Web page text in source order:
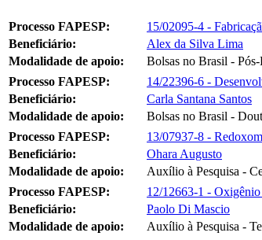
Processo FAPESP:
15/02095-4 -
Beneficiário:
Alex da Silva Lima
Modalidade de apoio:
Bolsas no Brasil -
Processo FAPESP:
14/22396-6 -
Beneficiário:
Carla Santana Santos
Modalidade de apoio:
Bolsas no Brasil -
Processo FAPESP:
13/07937-8 -
Beneficiário:
Ohara Augusto
Modalidade de apoio:
Auxílio à Pesquisa -
Processo FAPESP:
12/12663-1 -
Beneficiário:
Paolo Di Mascio
Modalidade de apoio:
Auxílio à Pesquisa -